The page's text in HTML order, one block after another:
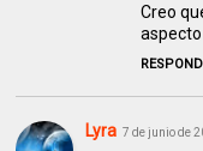
Creo
Lyra 7 de junio de